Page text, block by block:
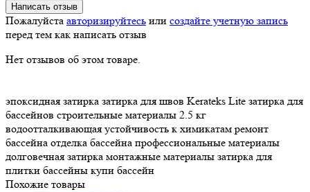
Написать отзыв
Пожалуйста авторизируйтесь или создайте учетную запись
перед тем как написать отзыв
Нет отзывов об этом товаре.
эпоксидная затирка затирка для швов Kerateks Lite затирка для
бассейнов строительные материалы 2.5 кг
водоотталкивающая устойчивость к химикатам ремонт
бассейна отделка бассейна профессиональные материалы
долговечная затирка монтажные материалы затирка для
плитки бассейны купи бассейн
Похожие товары